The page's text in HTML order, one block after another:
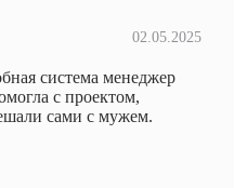
02.05.2025
система менеджер
с проектом,
сами с мужем.